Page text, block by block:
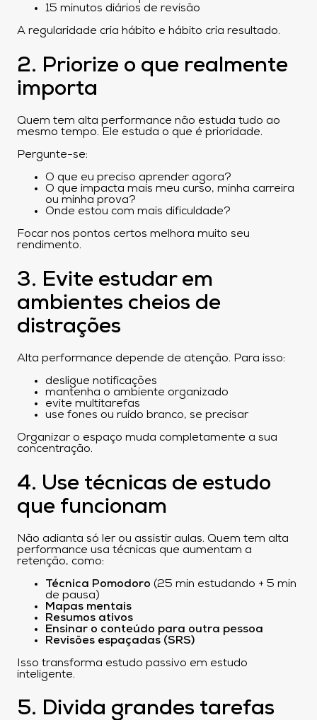
15 minutos diários de revisão
A regularidade cria hábito e hábito cria resultado.
2. Priorize o que realmente
importa
Quem tem alta performance não estuda tudo ao
mesmo tempo. Ele estuda o que é prioridade.
Pergunte-se:
O que eu preciso aprender agora?
O que impacta mais meu curso, minha carreira
ou minha prova?
Onde estou com mais dificuldade?
Focar nos pontos certos melhora muito seu
rendimento.
3. Evite estudar em
ambientes cheios de
distrações
Alta performance depende de atenção. Para isso:
desligue notificações
mantenha o ambiente organizado
evite multitarefas
use fones ou ruído branco, se precisar
Organizar o espaço muda completamente a sua
concentração.
4. Use técnicas de estudo
que funcionam
Não adianta só ler ou assistir aulas. Quem tem alta
performance usa técnicas que aumentam a
retenção, como:
Técnica Pomodoro (25 min estudando + 5 min
de pausa)
Mapas mentais
Resumos ativos
Ensinar o conteúdo para outra pessoa
Revisões espaçadas (SRS)
Isso transforma estudo passivo em estudo
inteligente.
5. Divida grandes tarefas